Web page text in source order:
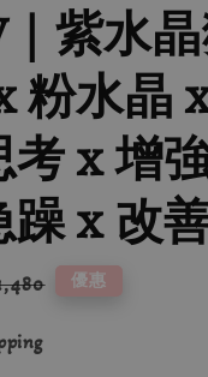
｜紫水
粉水晶
x 增
x 改
優惠